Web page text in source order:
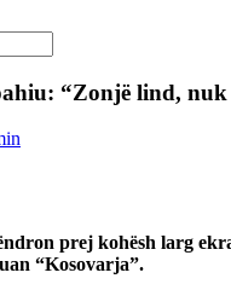
“Zonjë lind,
prej kohësh larg
“Kosovarja”.